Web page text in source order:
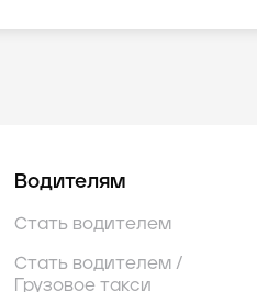
Водителям
Стать водителем
Стать водителем /
Грузовое такси